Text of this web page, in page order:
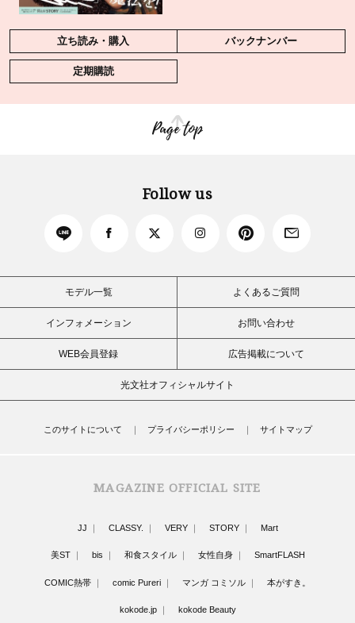
立ち読み・購入 バックナンバー
定期購読
Page top
Follow us
モデル一覧 よくあるご質問
インフォメーション お問い合わせ
WEB会員登録 広告掲載について
光文社オフィシャルサイト
このサイトについて プライバシーポリシー サイトマップ
MAGAZINE OFFICIAL SITE
JJ CLASSY. VERY STORY Mart
美ST bis 和食スタイル 女性自身 SmartFLASH
COMIC熱帯 comic Pureri マンガ コミソル 本がすき。
kokode.jp kokode Beauty